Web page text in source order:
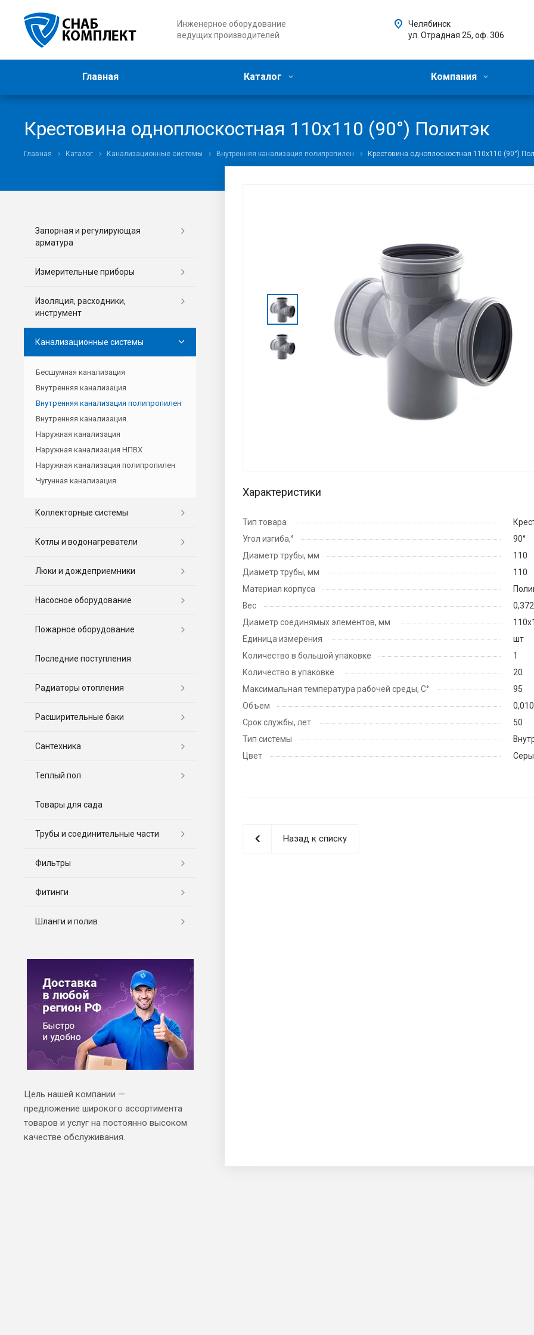
Инженерное оборудование
ведущих производителей
Челябинск
ул. Отрадная 25, оф. 306
Главная Каталог Компания
Крестовина одноплоскостная 110х110 (90°) Политэк
Главная Каталог Канализационные системы Внутренняя канализация полипропилен Крестовина одноплоскостная 110х110 (90°)
Характеристики
Тип товара
Угол изгиба,°
90°
Диаметр трубы, мм
110
Диаметр трубы, мм
110
Материал корпуса
Вес
0,372
Диаметр соединямых элементов, мм
Единица измерения
шт
Количество в большой упаковке
1
Количество в упаковке
20
Максимальная температура рабочей среды, С°
95
Объем
Срок службы, лет
50
Тип системы
Цвет
Назад к списку
Запорная и регулирующая
арматура
Измерительные приборы
Изоляция, расходники,
инструмент
Канализационные системы
Бесшумная канализация
Внутренняя канализация
Внутренняя канализация полипропилен
Внутренняя канализация.
Наружная канализация
Наружная канализация НПВХ
Наружная канализация полипропилен
Чугунная канализация
Коллекторные системы
Котлы и водонагреватели
Люки и дождеприемники
Насосное оборудование
Пожарное оборудование
Последние поступления
Радиаторы отопления
Расширительные баки
Сантехника
Теплый пол
Товары для сада
Трубы и соединительные части
Фильтры
Фитинги
Шланги и полив
Цель нашей компании —
предложение широкого ассортимента
товаров и услуг на постоянно высоком
качестве обслуживания.